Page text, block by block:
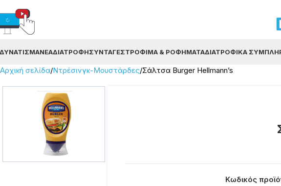
ΝΈΑΔΙΑΤΡΟΦΉΣΥΝΤΑΓΈΣΤΡΌΦΙΜΑ & ΡΟΦΉΜΑΤΑΔΙΑΤΡΟΦΙΚΆ
Αρχική σελίδα Ντρέσινγκ-Μουστάρδες Σάλτσα Burger Hellmann’s
Κωδικός